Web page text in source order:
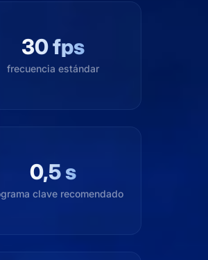
30 fps
frecuencia estándar
0,5 s
clave recomendado